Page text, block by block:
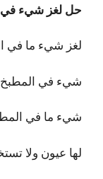
حل لغز شيء في
لغز شيء ما في
شيء في المطبخ
شيء ما في
لها عيون ولا